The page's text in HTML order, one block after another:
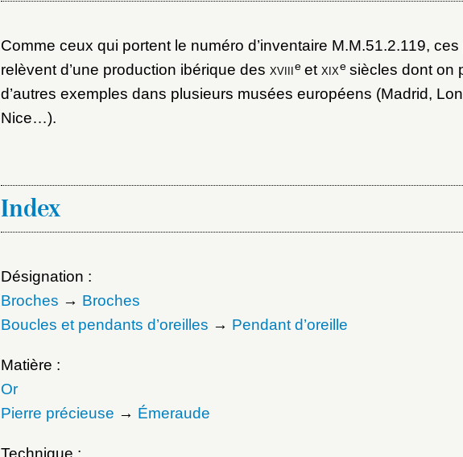
Comme ceux qui portent le numéro d’inventaire M.M.51.2.119,
relèvent d’une production ibérique des xviiieet xixesiècles dont on
d’autres exemples dans plusieurs musées européens (Madrid,
Nice…).
Index
Désignation :
Broches → Broches
Boucles et pendants d’oreilles → Pendant d’oreille
Matière :
Or
Pierre précieuse → Émeraude
Technique :